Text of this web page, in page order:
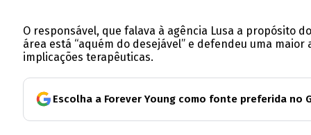
O responsável, que falava à agência Lusa a propósito
área está “aquém do desejável” e defendeu uma
implicações terapêuticas.
Escolha a Forever Young como fonte preferida no